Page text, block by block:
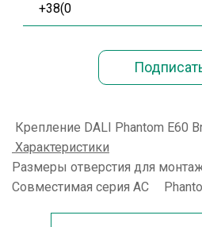
Крепление DALI Phantom E60
Характеристики
Размеры отверстия для
Совместимая серия АС